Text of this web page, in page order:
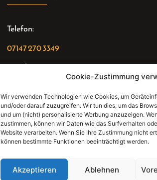
Cookie-Zustimmung
Wir verwenden Technologien wie Cookies, um
und/oder darauf zuzugreifen. Wir tun dies, um das
und um (nicht) personalisierte Werbung anzuzeigen.
zustimmen, können wir Daten wie das Surfverhalten
Website verarbeiten. Wenn Sie Ihre Zustimmung nicht
können bestimmte Funktionen beeinträchtigt werden.
Akzeptieren Ablehnen
Telefon:
07147 270 3349
Email:
Adresse:
Bahnhofstraße 21, 74343 Sachsenheim